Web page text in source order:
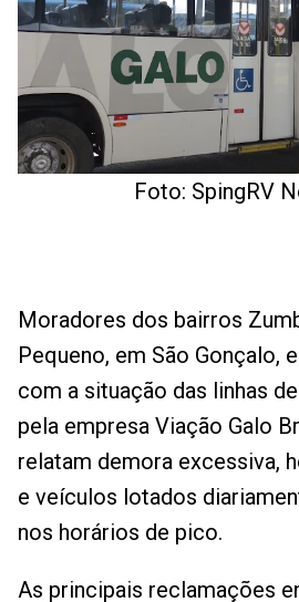
Foto: SpingRV
Moradores dos bairros
Pequeno, em São Gonçalo,
com a situação das linhas
pela empresa Viação Galo
relatam demora excessiva,
e veículos lotados
nos horários de pico.
As principais reclamações